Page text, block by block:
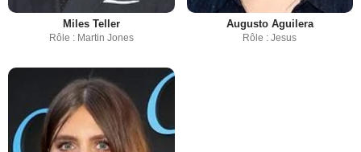
Miles Teller
Rôle : Martin Jones
Augusto Aguilera
Rôle : Jesus